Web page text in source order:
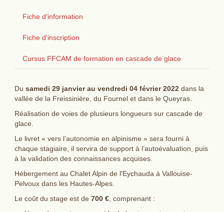
Fiche d'information
Fiche d'inscription
Cursus FFCAM de formation en cascade de glace
Du samedi 29 janvier au vendredi 04 février 2022dans la
vallée de la Freissinière, du Fournel et dans le Queyras.
Réalisation de voies de plusieurs longueurs sur cascade de
glace.
Le livret « vers l’autonomie en alpinisme » sera fourni à
chaque stagiaire, il servira de support à l’autoévaluation, puis
à la validation des connaissances acquises.
Hébergement au Chalet Alpin de l'Eychauda à Vallouise-
Pelvoux dans les Hautes-Alpes.
Le coût du stage est de 700 €, comprenant :